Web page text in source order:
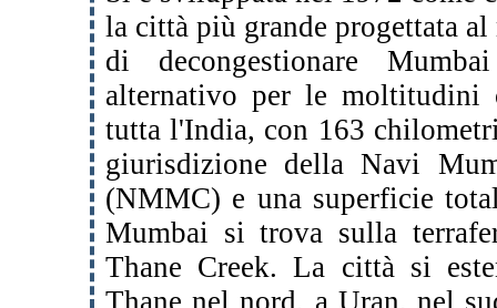
la città più grande progettata
di decongestionare
alternativo per le moltitudini
tuttal'India, con 163
giurisdizione dellaNavi
(NMMC) e una superficie
Mumbai si trova sulla
Thane Creek. La città si
Thane nel nord, a Uran, nel